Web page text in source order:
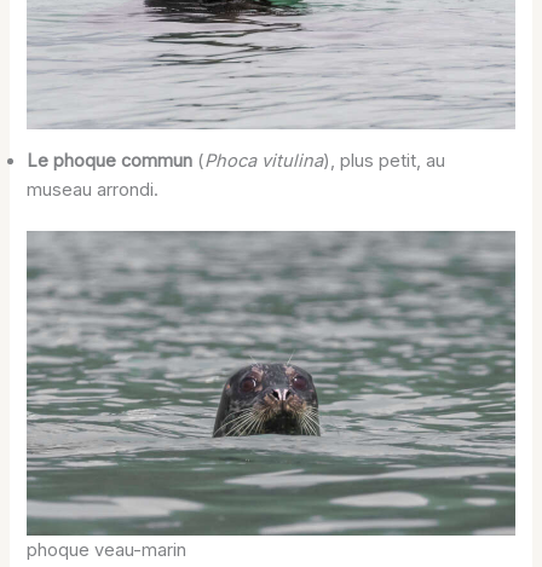
Le phoque commun (Phoca vitulina), plus petit, au
museau arrondi.
phoque veau-marin